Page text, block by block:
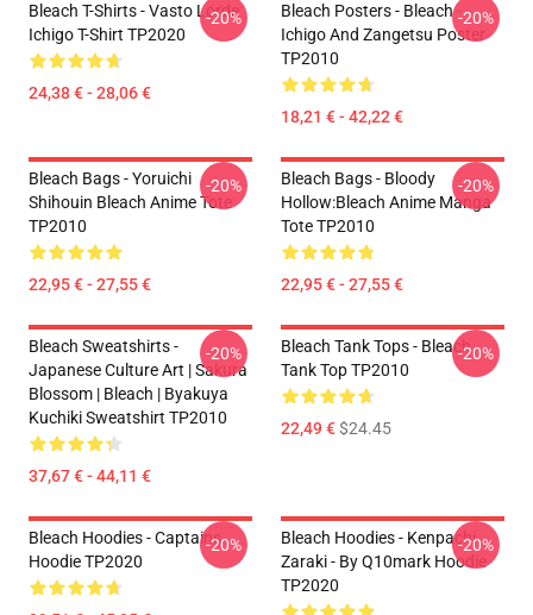
Bleach T-Shirts - Vasto Lorde
Ichigo T-Shirt TP2020
24,38 € - 28,06 €
-20%
Bleach Posters - Bleach -
Ichigo And Zangetsu Poster
TP2010
18,21 € - 42,22 €
-20%
Bleach Bags - Yoruichi
Shihouin Bleach Anime Tote
TP2010
22,95 € - 27,55 €
-20%
Bleach Bags - Bloody
Hollow:Bleach Anime Manga
Tote TP2010
22,95 € - 27,55 €
-20%
Bleach Sweatshirts -
Japanese Culture Art | Sakura
Blossom | Bleach | Byakuya
Kuchiki Sweatshirt TP2010
37,67 € - 44,11 €
-20%
Bleach Tank Tops - Bleach
Tank Top TP2010
22,49 €$24.45
-20%
Bleach Hoodies - Captains
Hoodie TP2020
-20%
Bleach Hoodies - Kenpachi
Zaraki - By Q10mark Hoodie
TP2020
-20%